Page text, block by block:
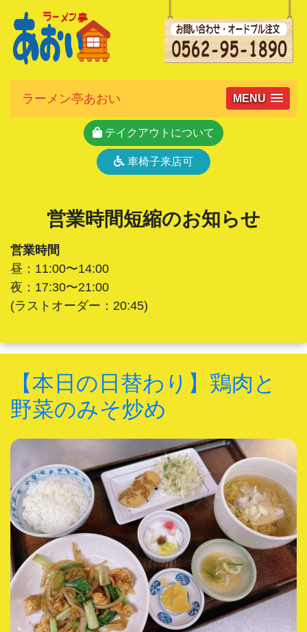
ラーメン亭あおい MENU
テイクアウトについて
車椅子来店可
営業時間短縮のお知らせ
営業時間
昼：11:00〜14:00
夜：17:30〜21:00
(ラストオーダー：20:45)
【本日の日替わり】鶏肉と
野菜のみそ炒め